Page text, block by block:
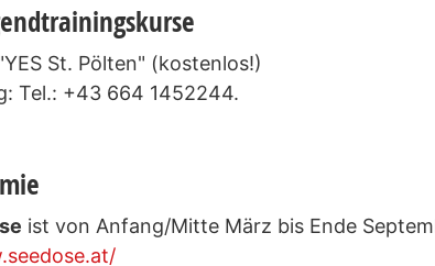
St. Pölten" (kostenlos!)
Tel.: +43 664 1452244.
ist von Anfang/Mitte März bis Ende